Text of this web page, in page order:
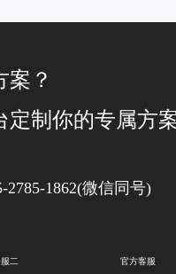
案？
定制你的专属方
2785-1862(微信同号)
二 官方客服